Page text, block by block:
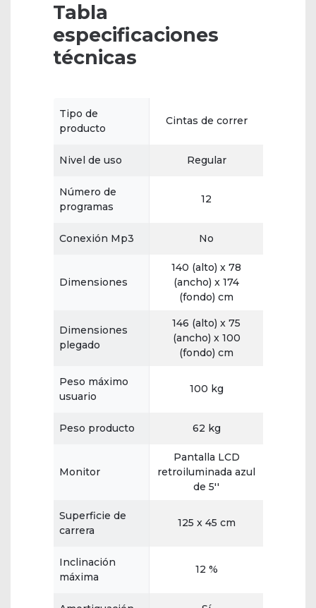
Tabla
especificaciones
técnicas
Tipo de
producto
Cintas de correr
Nivel de uso Regular
Número de
programas
12
Conexión Mp3 No
Dimensiones
140 (alto) x 78
(ancho) x 174
(fondo) cm
Dimensiones
plegado
146 (alto) x 75
(ancho) x 100
(fondo) cm
Peso máximo
usuario
100 kg
Peso producto 62 kg
Monitor
Pantalla LCD
retroiluminada azul
de 5''
Superficie de
carrera
125 x 45 cm
Inclinación
máxima
12 %